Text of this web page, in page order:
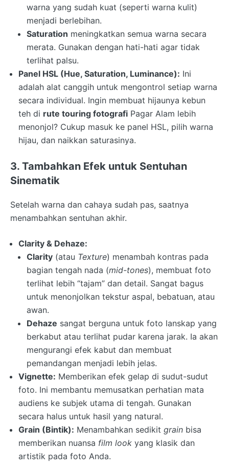
warna yang sudah kuat (seperti warna kulit)
menjadi berlebihan.
Saturation meningkatkan semua warna secara
merata. Gunakan dengan hati-hati agar tidak
terlihat palsu.
Panel HSL (Hue, Saturation, Luminance): Ini
adalah alat canggih untuk mengontrol setiap warna
secara individual. Ingin membuat hijaunya kebun
teh di rute touring fotografi Pagar Alam lebih
menonjol? Cukup masuk ke panel HSL, pilih warna
hijau, dan naikkan saturasinya.
3. Tambahkan Efek untuk Sentuhan
Sinematik
Setelah warna dan cahaya sudah pas, saatnya
menambahkan sentuhan akhir.
Clarity & Dehaze:
Clarity (atau Texture) menambah kontras pada
bagian tengah nada (mid-tones), membuat foto
terlihat lebih “tajam” dan detail. Sangat bagus
untuk menonjolkan tekstur aspal, bebatuan, atau
awan.
Dehaze sangat berguna untuk foto lanskap yang
berkabut atau terlihat pudar karena jarak. Ia akan
mengurangi efek kabut dan membuat
pemandangan menjadi lebih jelas.
Vignette: Memberikan efek gelap di sudut-sudut
foto. Ini membantu memusatkan perhatian mata
audiens ke subjek utama di tengah. Gunakan
secara halus untuk hasil yang natural.
Grain (Bintik): Menambahkan sedikit grain bisa
memberikan nuansa film look yang klasik dan
artistik pada foto Anda.